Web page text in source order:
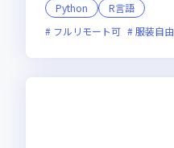
Python
R言語
フルリモート可
服装自由